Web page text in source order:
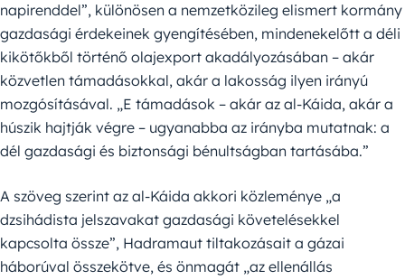
napirenddel”, különösen a nemzetközileg elismert kormány
gazdasági érdekeinek gyengítésében, mindenekelőtt a déli
kikötőkből történő olajexport akadályozásában – akár
közvetlen támadásokkal, akár a lakosság ilyen irányú
mozgósításával. „E támadások – akár az al-Káida, akár a
húszik hajtják végre – ugyanabba az irányba mutatnak: a
dél gazdasági és biztonsági bénultságban tartásába.”
A szöveg szerint az al-Káida akkori közleménye „a
dzsihádista jelszavakat gazdasági követelésekkel
kapcsolta össze”, Hadramaut tiltakozásait a gázai
háborúval összekötve, és önmagát „az ellenállás